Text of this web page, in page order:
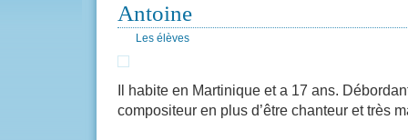
Antoine
Les élèves
Il habite en Martinique et a 17 ans.
compositeur en plus d’être chanteur et très